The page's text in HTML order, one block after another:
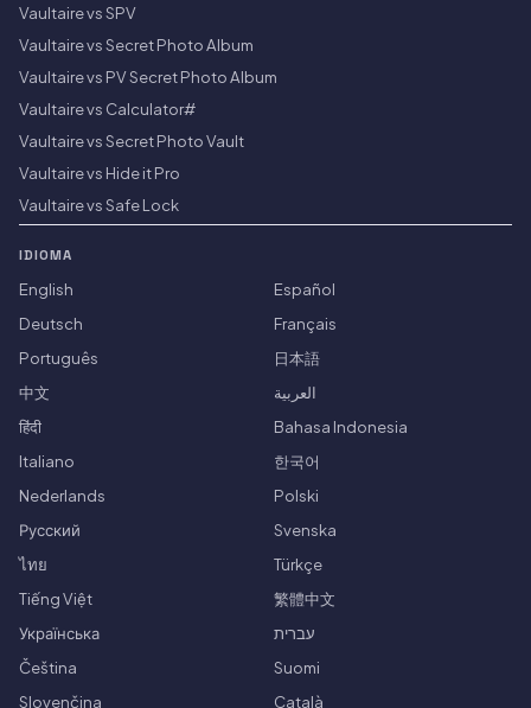
Vaultaire vs SPV
Vaultaire vs Secret Photo Album
Vaultaire vs PV Secret Photo Album
Vaultaire vs Calculator#
Vaultaire vs Secret Photo Vault
Vaultaire vs Hide it Pro
Vaultaire vs Safe Lock
IDIOMA
English
Español
Deutsch
Français
Português
日本語
中文
العربية
हिंदी
Bahasa Indonesia
Italiano
한국어
Nederlands
Polski
Русский
Svenska
ไทย
Türkçe
Tiếng Việt
繁體中文
Українська
עברית
Čeština
Suomi
Slovenčina
Català